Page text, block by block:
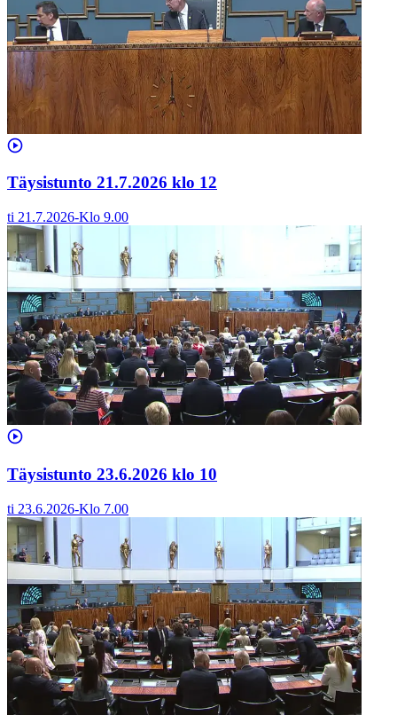
Täysistunto 21.7.2026 klo 12
ti 21.7.2026-Klo 9.00
Täysistunto 23.6.2026 klo 10
ti 23.6.2026-Klo 7.00